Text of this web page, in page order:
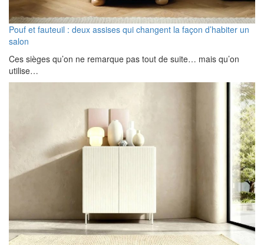
Pouf et fauteuil : deux assises qui changent la façon d’habiter un
salon
Ces sièges qu’on ne remarque pas tout de suite… mais qu’on
utilise…